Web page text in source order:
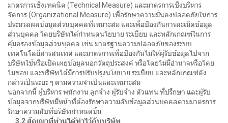
มาตรการเชิงเทคนิค (Technical Measure) และมาตรการเชิงบริหาร
จัดการ (Organizational Measure) เพื่อรักษาความมั่นคงปลอดภัยในการ
ประมวลผลข้อมูลส่วนบุคคลที่เหมาะสม และเพื่อป้องกันการละเมิดข้อมูล
ส่วนบุคคล โดยบริษัทได้กำหนดนโยบาย ระเบียบ และหลักเกณฑ์ในการ
คุ้มครองข้อมูลส่วนบุคคล เช่น มาตรฐานความปลอดภัยของระบบ
เทคโนโลยีสารสนเทศ และมาตรการเพื่อป้องกันไม่ให้ผู้รับข้อมูลไปจาก
บริษัทใช้หรือเปิดเผยข้อมูลนอกวัตถุประสงค์ หรือโดยไม่มีอำนาจหรือโดย
ไม่ชอบ และบริษัทได้มีการปรับปรุงนโยบาย ระเบียบ และหลักเกณฑ์ดัง
กล่าวเป็นระยะ ๆ ตามความจำเป็นและเหมาะสม
นอกจากนี้ ผู้บริหาร พนักงาน ลูกจ้าง ผู้รับจ้าง ตัวแทน ที่ปรึกษา และผู้รับ
ข้อมูลจากบริษัทมีหน้าที่ต้องรักษาความลับข้อมูลส่วนบุคคลตามมาตรการ
รักษาความลับที่บริษัทกำหนดขึ้น
3.2 สัญญาที่ท่านได้ทำไว้กับบริษัท